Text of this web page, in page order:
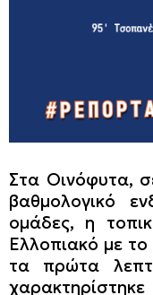
Στα Οινόφυτα,
βαθμολογικό
ομάδες, η
Ελλοπιακό με το
τα πρώτα